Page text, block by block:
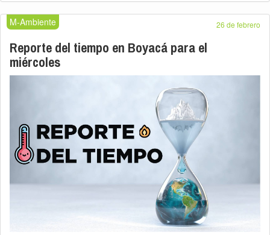
M-Ambiente 26 de febrero
Reporte del tiempo en Boyacá para el
miércoles